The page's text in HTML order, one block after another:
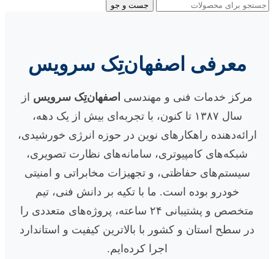
جست و جو
معرفی اصفهان‌تِک سرویس
مرکز خدمات فنی و مهندسی اصفهان‌تِک سرویس از
سال ۱۳۸۷ تا کنون، با تجربه‌ای بیش از یک دهه،
ارائه‌دهنده راهکارهای نوین در حوزه‌ انرژی خورشیدی،
شبکه‌های کامپیوتری، سامانه‌های نظارت تصویری،
سیستم‌های حفاظتی، و تجهیزات مخابراتی و امنیتی
خودرو بوده است. ما با تکیه بر دانش فنی، تیم
متخصص و پشتیبانی ۲۴ ساعته، پروژه‌های متعددی را
در سطح استان و کشور با بالاترین کیفیت و استاندارد
اجرا کرده‌ایم.